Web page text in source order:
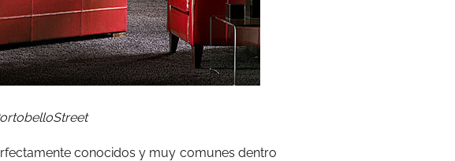
conocidos y muy comunes dentro